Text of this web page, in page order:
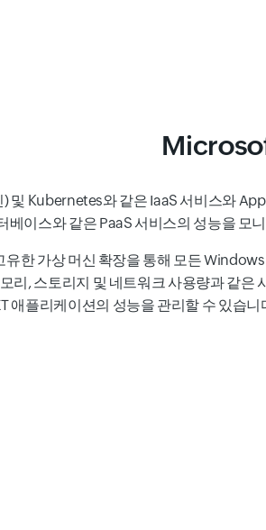
) 및 Kubernetes와 같은 IaaS 서비스와
베이스와 같은 PaaS 서비스의 성능을 모
유한 가상 머신 확장을 통해 모든
리, 스토리지 및 네트워크 사용량과 같은
애플리케이션의 성능을 관리할 수 있습니